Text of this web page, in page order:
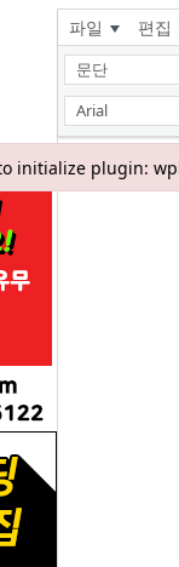
파일 편집
문단
Arial
initialize plugin:
initialize plugin: